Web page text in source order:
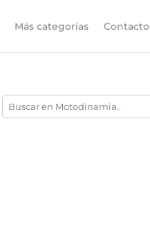
Más categorías Contacto